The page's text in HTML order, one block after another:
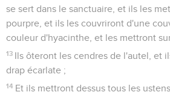
se sert dans le sanctuaire, et ils les
pourpre, et ils les couvriront d'une
couleur d'hyacinthe, et les mettront
13 Ils ôteront les cendres de l'autel, et
drap écarlate ;
14 Et ils mettront dessus tous les